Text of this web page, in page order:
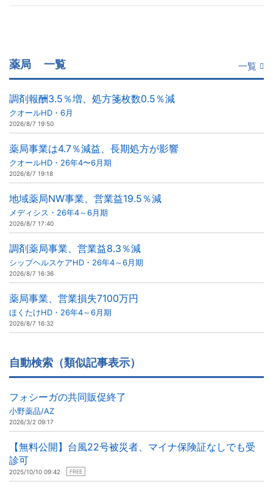
薬局 一覧 一覧
調剤報酬3.5％増、処方箋枚数0.5％減
クオールHD・6月
2026/8/7 19:50
薬局事業は4.7％減益、長期処方が影響
クオールHD・26年4〜6月期
2026/8/7 19:18
地域薬局NW事業、営業益19.5％減
メディシス・26年4～6月期
2026/8/7 17:40
調剤薬局事業、営業益8.3％減
シップヘルスケアHD・26年4～6月期
2026/8/7 16:36
薬局事業、営業損失7100万円
ほくたけHD・26年4～6月期
2026/8/7 16:32
自動検索（類似記事表示）
フォシーガの共同販促終了
小野薬品/AZ
2026/3/2 09:17
【無料公開】台風22号被災者、マイナ保険証なしでも受
診可
2025/10/10 09:42 FREE